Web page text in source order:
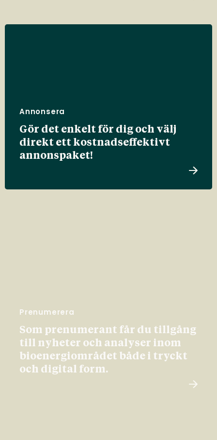
Annonsera
Gör det enkelt för dig och välj
direkt ett kostnadseffektivt
annonspaket!
Prenumerera
Som prenumerant får du tillgång
till nyheter och analyser inom
bioenergiområdet både i tryckt
och digital form.